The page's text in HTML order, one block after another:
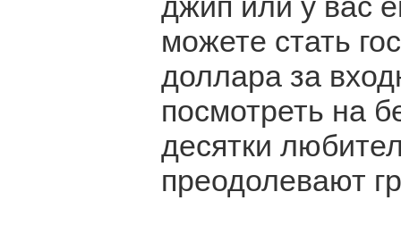
можете стать
доллара за
посмотреть на
десятки
преодолевают